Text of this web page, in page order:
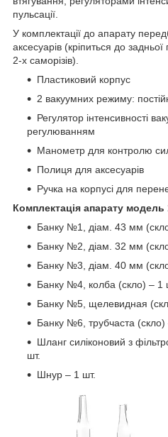
пульсації.
У комплектації до апарату
аксесуарів (кріпиться до
2-х саморізів).
Пластиковий корпус
2 вакуумних режиму:
Регулятор інтенсивності
регулюванням
Манометр для контролю
Полиця для аксесуарів
Ручка на корпусі для
Комплектація апарату модель
Банку №1, діам. 43 мм
Банку №2, діам. 32 мм
Банку №3, діам. 40 мм
Банку №4, колба (скло) – 1
Банку №5, щелевидная
Банку №6, трубчаста (скло)
Шланг силіконовий з
шт.
Шнур – 1 шт.